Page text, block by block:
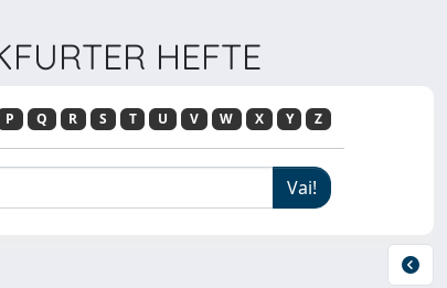
HEFTE
P Q R S T U V W X Y Z